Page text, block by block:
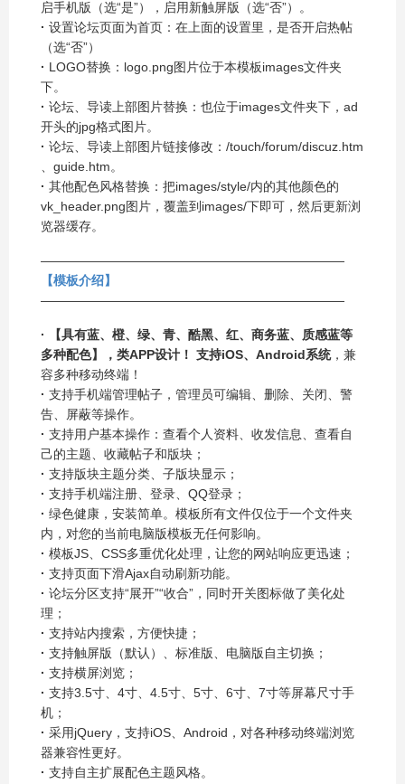
启手机版（选“是”），启用新触屏版（选“否”）。
· 设置论坛页面为首页：在上面的设置里，是否开启热帖
（选“否”）
· LOGO替换：logo.png图片位于本模板images文件夹
下。
· 论坛、导读上部图片替换：也位于images文件夹下，ad
开头的jpg格式图片。
· 论坛、导读上部图片链接修改：/touch/forum/discuz.htm
、guide.htm。
· 其他配色风格替换：把images/style/内的其他颜色的
vk_header.png图片，覆盖到images/下即可，然后更新浏
览器缓存。
————————————————————————
【模板介绍】
————————————————————————
·
【具有蓝、橙、绿、青、酷黑、红、商务蓝、质感蓝等
多种配色】，类APP设计！ 支持iOS、Android系统，兼
容多种移动终端！
· 支持手机端管理帖子，管理员可编辑、删除、关闭、警
告、屏蔽等操作。
· 支持用户基本操作：查看个人资料、收发信息、查看自
己的主题、收藏帖子和版块；
· 支持版块主题分类、子版块显示；
· 支持手机端注册、登录、QQ登录；
· 绿色健康，安装简单。模板所有文件仅位于一个文件夹
内，对您的当前电脑版模板无任何影响。
· 模板JS、CSS多重优化处理，让您的网站响应更迅速；
· 支持页面下滑Ajax自动刷新功能。
· 论坛分区支持“展开”“收合”，同时开关图标做了美化处
理；
· 支持站内搜索，方便快捷；
· 支持触屏版（默认）、标准版、电脑版自主切换；
· 支持横屏浏览；
· 支持3.5寸、4寸、4.5寸、5寸、6寸、7寸等屏幕尺寸手
机；
· 采用jQuery，支持iOS、Android，对各种移动终端浏览
器兼容性更好。
· 支持自主扩展配色主题风格。